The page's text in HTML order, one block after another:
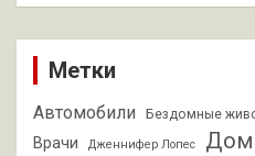
Метки
Автомобили Бездомные
Врачи Дженнифер Лопес